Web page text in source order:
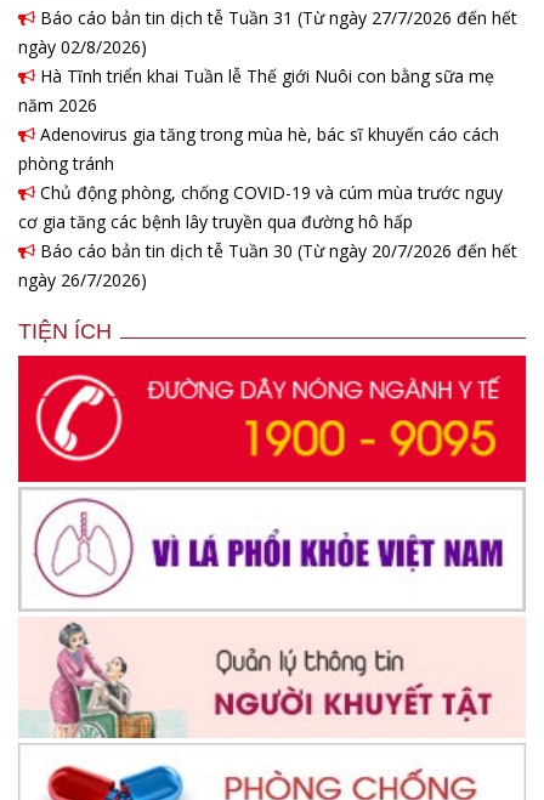
Báo cáo bản tin dịch tễ Tuần 31 (Từ ngày 27/7/2026 đến hết
ngày 02/8/2026)
Hà Tĩnh triển khai Tuần lễ Thế giới Nuôi con bằng sữa mẹ
năm 2026
Adenovirus gia tăng trong mùa hè, bác sĩ khuyến cáo cách
phòng tránh
Chủ động phòng, chống COVID-19 và cúm mùa trước nguy
cơ gia tăng các bệnh lây truyền qua đường hô hấp
Báo cáo bản tin dịch tễ Tuần 30 (Từ ngày 20/7/2026 đến hết
ngày 26/7/2026)
TIỆN ÍCH